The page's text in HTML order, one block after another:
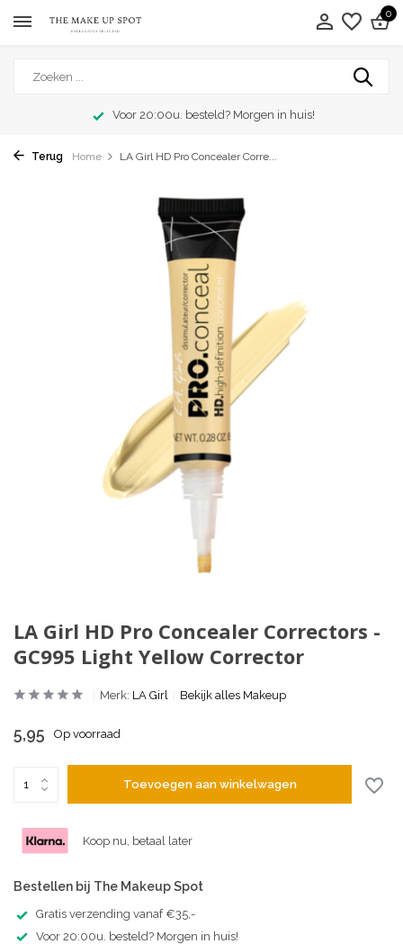
0
Voor 20:00u. besteld? Morgen in huis!
Terug Home LA Girl HD Pro Concealer Corre...
LA Girl HD Pro Concealer Correctors -
GC995 Light Yellow Corrector
Merk: LA Girl Bekijk alles Makeup
5,95 Op voorraad
Toevoegen aan winkelwagen
Koop nu, betaal later
Bestellen bij The Makeup Spot
Gratis verzending vanaf €35,-
Voor 20:00u. besteld? Morgen in huis!